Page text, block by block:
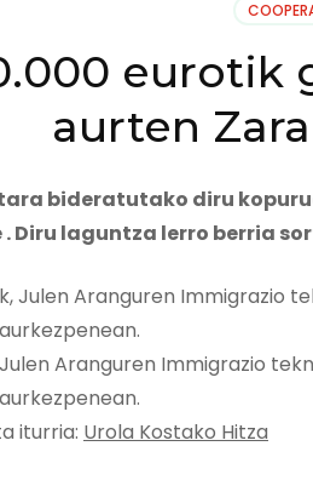
eurotik
aurten
bideratutako diru
. Diru laguntza lerro berria
Aranguren Immigrazio
iturria: Urola Kostako Hitza